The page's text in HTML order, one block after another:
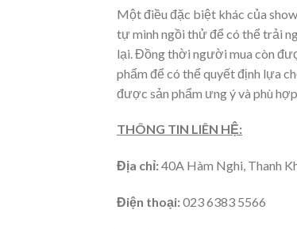
Một điều đặc biệt khác của
tự mình ngồi thử để có thể trải
lại. Đồng thời người mua còn
phẩm để có thể quyết định lựa
được sản phẩm ưng ý và phù hợp
THÔNG TIN LIÊN HỆ:
Địa chỉ:40A Hàm Nghi, Thanh
Điện thoại:023 6383 5566